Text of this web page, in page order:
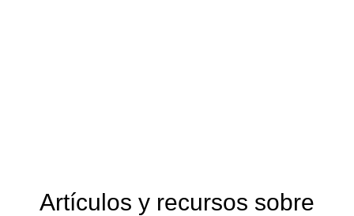
Artículos y recursos sobre